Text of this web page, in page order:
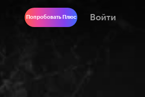
Попробовать Плюс Войти